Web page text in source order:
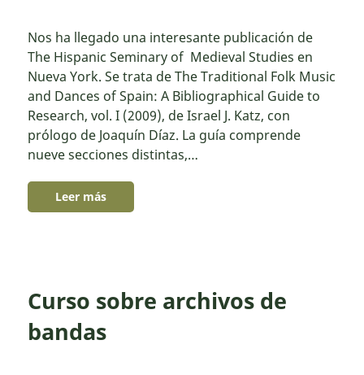
Nos ha llegado una interesante publicación de
The Hispanic Seminary of Medieval Studies en
Nueva York. Se trata de The Traditional Folk Music
and Dances of Spain: A Bibliographical Guide to
Research, vol. I (2009), de Israel J. Katz, con
prólogo de Joaquín Díaz. La guía comprende
nueve secciones distintas,…
Leer más
Curso sobre archivos de
bandas